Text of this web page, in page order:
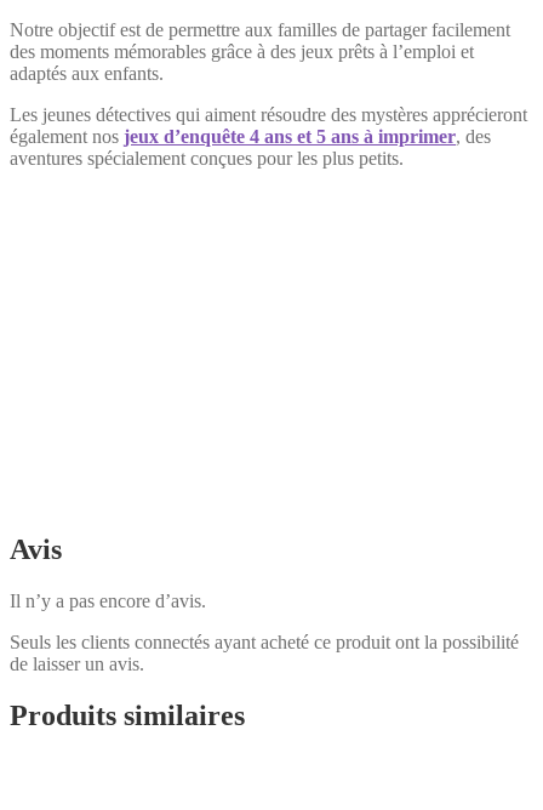
Notre objectif est de permettre aux familles de partager facilement
des moments mémorables grâce à des jeux prêts à l’emploi et
adaptés aux enfants.
Les jeunes détectives qui aiment résoudre des mystères apprécieront
également nos jeux d’enquête 4 ans et 5 ans à imprimer, des
aventures spécialement conçues pour les plus petits.
Avis
Il n’y a pas encore d’avis.
Seuls les clients connectés ayant acheté ce produit ont la possibilité
de laisser un avis.
Produits similaires